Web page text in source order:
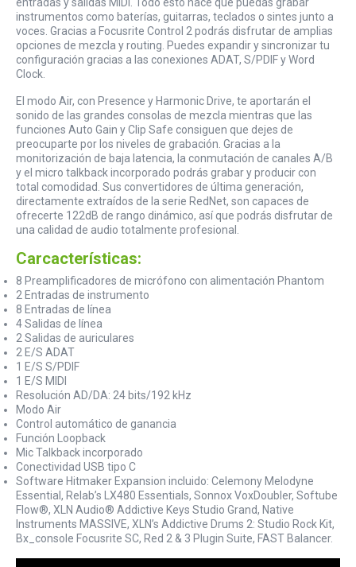
instrumentos como baterías, guitarras, teclados o sintes junto a
voces. Gracias a Focusrite Control 2 podrás disfrutar de amplias
opciones de mezcla y routing. Puedes expandir y sincronizar tu
configuración gracias a las conexiones ADAT, S/PDIF y Word
Clock.
El modo Air, con Presence y Harmonic Drive, te aportarán el
sonido de las grandes consolas de mezcla mientras que las
funciones Auto Gain y Clip Safe consiguen que dejes de
preocuparte por los niveles de grabación. Gracias a la
monitorización de baja latencia, la conmutación de canales A/B
y el micro talkback incorporado podrás grabar y producir con
total comodidad. Sus convertidores de última generación,
directamente extraídos de la serie RedNet, son capaces de
ofrecerte 122dB de rango dinámico, así que podrás disfrutar de
una calidad de audio totalmente profesional.
Carcacterísticas:
8 Preamplificadores de micrófono con alimentación Phantom
2 Entradas de instrumento
8 Entradas de línea
4 Salidas de línea
2 Salidas de auriculares
2 E/S ADAT
1 E/S S/PDIF
1 E/S MIDI
Resolución AD/DA: 24 bits/192 kHz
Modo Air
Control automático de ganancia
Función Loopback
Mic Talkback incorporado
Conectividad USB tipo C
Software Hitmaker Expansion incluido: Celemony Melodyne
Essential, Relab’s LX480 Essentials, Sonnox VoxDoubler, Softube
Flow®, XLN Audio® Addictive Keys Studio Grand, Native
Instruments MASSIVE, XLN’s Addictive Drums 2: Studio Rock Kit,
Bx_console Focusrite SC, Red 2 & 3 Plugin Suite, FAST Balancer.